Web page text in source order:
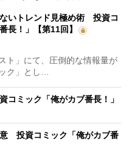
ないトレンド見極め術 投資コ
長！」【第11回】
ト」にて、圧倒的な情報量が
ク」とし…
ミック「俺がカブ番長！」
投資コミック「俺がカブ番